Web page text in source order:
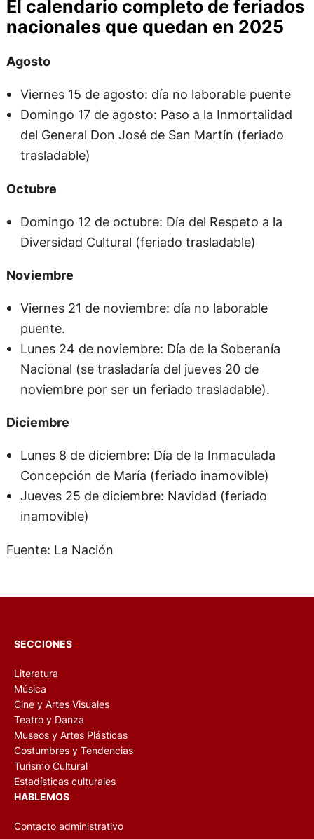
El calendario completo de feriados
nacionales que quedan en 2025
Agosto
Viernes 15 de agosto: día no laborable puente
Domingo 17 de agosto: Paso a la Inmortalidad
del General Don José de San Martín (feriado
trasladable)
Octubre
Domingo 12 de octubre: Día del Respeto a la
Diversidad Cultural (feriado trasladable)
Noviembre
Viernes 21 de noviembre: día no laborable
puente.
Lunes 24 de noviembre: Día de la Soberanía
Nacional (se trasladaría del jueves 20 de
noviembre por ser un feriado trasladable).
Diciembre
Lunes 8 de diciembre: Día de la Inmaculada
Concepción de María (feriado inamovible)
Jueves 25 de diciembre: Navidad (feriado
inamovible)
Fuente: La Nación
SECCIONES
Literatura
Música
Cine y Artes Visuales
Teatro y Danza
Museos y Artes Plásticas
Costumbres y Tendencias
Turismo Cultural
Estadísticas culturales
HABLEMOS
Contacto administrativo